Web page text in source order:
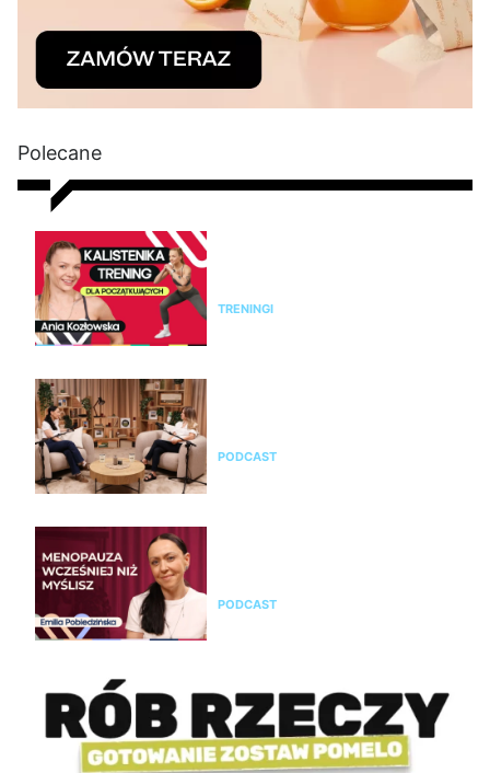
Polecane
TRENINGI
PODCAST
PODCAST